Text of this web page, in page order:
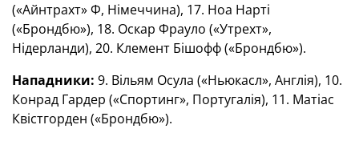
(«Айнтрахт» Ф, Німеччина), 17. Ноа Нарті
(«Брондбю»), 18. Оскар Фрауло («Утрехт»,
Нідерланди), 20. Клемент Бішофф («Брондбю»).
Нападники: 9. Вільям Осула («Ньюкасл», Англія), 10.
Конрад Гардер («Спортинг», Португалія), 11. Матіас
Квістгорден («Брондбю»).